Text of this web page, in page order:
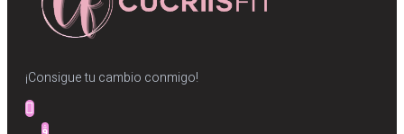
¡Consigue tu cambio conmigo!